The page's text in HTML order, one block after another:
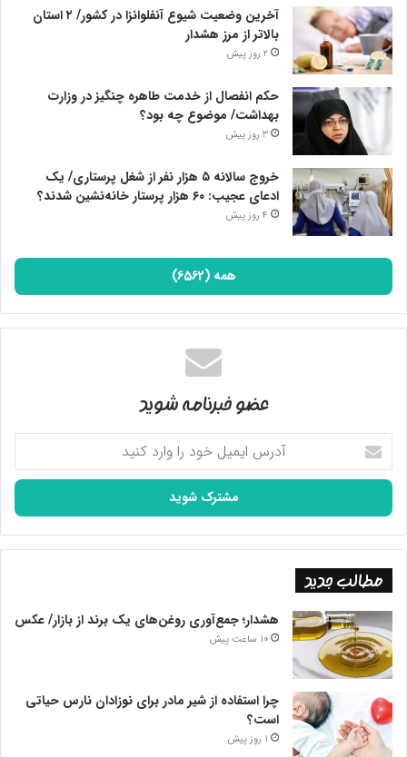
آخرین وضعیت شیوع آنفلوانزا در کشور/ ۲ استان
بالاتر از مرز هشدار
2 روز پیش
حکم انفصال از خدمت طاهره چنگیز در وزارت
بهداشت/ موضوع چه بود؟
3 روز پیش
خروج سالانه ۵ هزار نفر از شغل پرستاری/ یک
ادعای عجیب: ۶۰ هزار پرستار خانه‌نشین شدند؟
4 روز پیش
همه (6562)
عضو خبرنامه شوید
آدرس
ایمیل
خود
وارد
کنید
مطالب جدید
هشدار؛ جمع‌آوری روغن‌های یک برند از بازار/ عکس
10 ساعت پیش
چرا استفاده از شیر مادر برای نوزادان نارس حیاتی
است؟
1 روز پیش